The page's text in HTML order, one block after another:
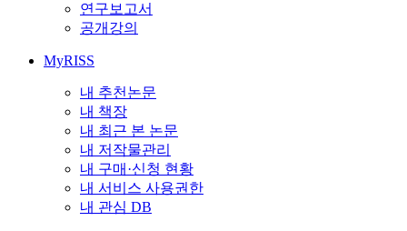
연구보고서
공개강의
MyRISS
내 추천논문
내 책장
내 최근 본 논문
내 저작물관리
내 구매·신청 현황
내 서비스 사용권한
내 관심 DB